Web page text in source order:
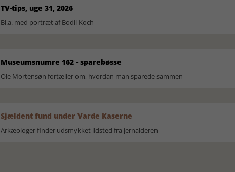
TV-tips, uge 31, 2026
Bl.a. med portræt af Bodil Koch
Museumsnumre 162 - sparebøsse
Ole Mortensøn fortæller om, hvordan man sparede sammen
Sjældent fund under Varde Kaserne
Arkæologer finder udsmykket ildsted fra jernalderen